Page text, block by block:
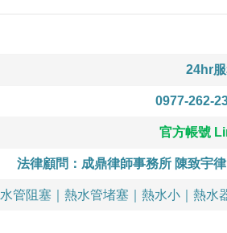
24hr
0977-262-
官方帳號
法律顧問：成鼎律師事務所 陳致宇
水管阻塞｜熱水管堵塞｜熱水小｜熱水